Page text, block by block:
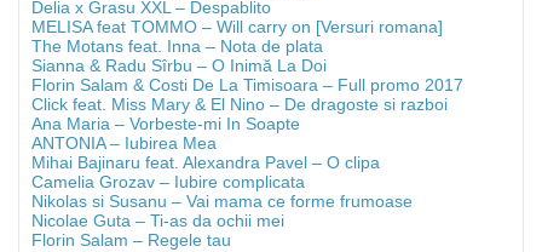
Delia x Grasu XXL – Despablito
MELISA feat TOMMO – Will carry on [Versuri romana]
The Motans feat. Inna – Nota de plata
Sianna & Radu Sîrbu – O Inimă La Doi
Florin Salam & Costi De La Timisoara – Full promo 2017
Click feat. Miss Mary & El Nino – De dragoste si razboi
Ana Maria – Vorbeste-mi In Soapte
ANTONIA – Iubirea Mea
Mihai Bajinaru feat. Alexandra Pavel – O clipa
Camelia Grozav – Iubire complicata
Nikolas si Susanu – Vai mama ce forme frumoase
Nicolae Guta – Ti-as da ochii mei
Florin Salam – Regele tau